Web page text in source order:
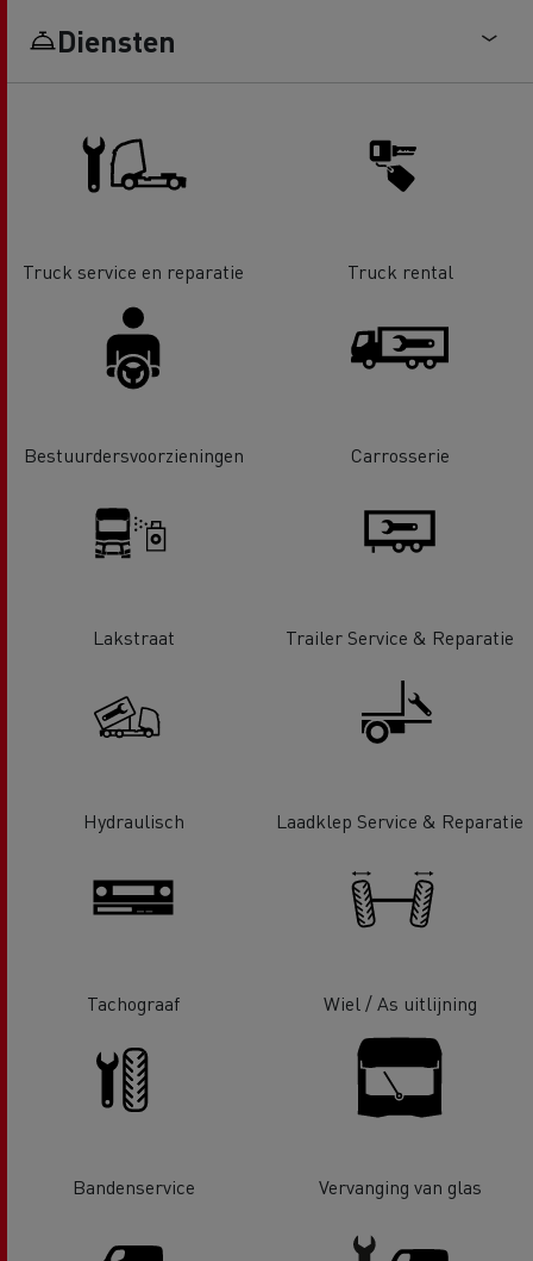
Diensten
Truck service en reparatie Truck rental
Bestuurdersvoorzieningen Carrosserie
Lakstraat Trailer Service & Reparatie
Hydraulisch Laadklep Service & Reparatie
Tachograaf Wiel / As uitlijning
Bandenservice Vervanging van glas